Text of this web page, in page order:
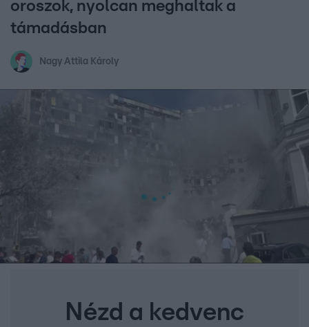
oroszok, nyolcan meghaltak a
támadásban
Nagy Attila Károly
Nézd a kedvenc